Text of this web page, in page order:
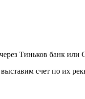
Тиньков банк или
счет по их